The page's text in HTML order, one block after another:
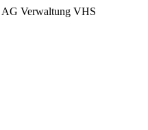
AG Verwaltung VHS